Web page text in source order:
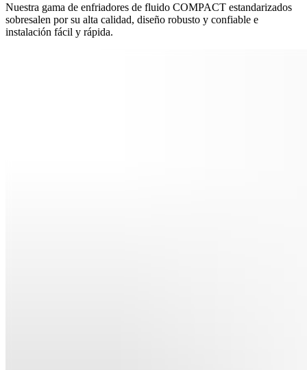
Nuestra gama de enfriadores de fluido COMPACT estandarizados
sobresalen por su alta calidad, diseño robusto y confiable e
instalación fácil y rápida.